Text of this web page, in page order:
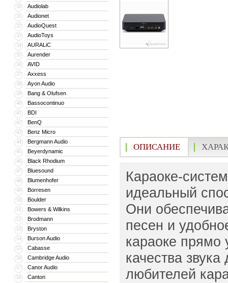
30 Audiolab
31 Audionet
32 AudioQuest
33 AudioToys
34 AURALiC
35 Aurender
36 AVID
37 Axxess
38 Ayon Audio
39 Bang & Olufsen
40 Bassocontinuo
41 BDI
42 BenQ
43 Benz Micro
44 Bergmann Audio
45 Beyerdynamic
46 Black Rhodium
47 Bluesound
48 Blumenhofer
49 Borresen
50 Boulder
51 Bowers & Wilkins
52 Brodmann
53 Bryston
54 Burson Audio
55 Cabasse
56 Cambridge Audio
57 Canor Audio
58 Canton
ОПИСАНИЕ
Караоке-
идеальный
Они
песен и
караоке прямо
качества
любителей